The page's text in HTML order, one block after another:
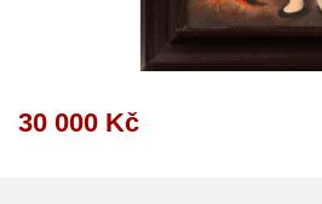
30 000 Kč